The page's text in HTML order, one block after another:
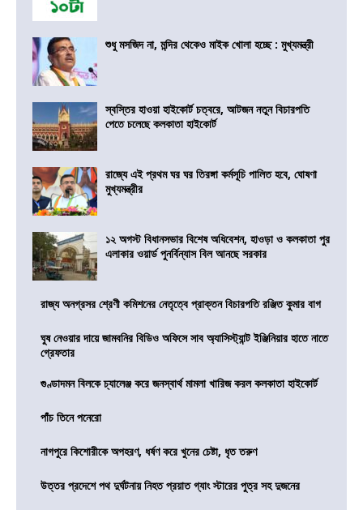
শুধু মসজিদ না, মন্দির থেকেও মাইক খোলা হচ্ছে : মুখ্যমন্ত্রী
স্বস্তির হাওয়া হাইকোর্ট চত্বরে, আটজন নতুন বিচারপতি
পেতে চলেছে কলকাতা হাইকোর্ট
রাজ্যে এই প্রথম ঘর ঘর তিরঙ্গা কর্মসূচি পালিত হবে, ঘোষণা
মুখ্যমন্ত্রীর
১২ অগস্ট বিধানসভার বিশেষ অধিবেশন, হাওড়া ও কলকাতা পুর
এলাকার ওয়ার্ড পুনর্বিন্যাস বিল আনছে সরকার
রাজ্য অনগ্রসর শ্রেণী কমিশনের নেতৃত্বে প্রাক্তন বিচারপতি রঞ্জিত কুমার বাগ
ঘুষ নেওয়ার দায়ে জামবনির বিডিও অফিসে সাব অ্যাসিস্ট্যান্ট ইঞ্জিনিয়ার হাতে নাতে
গ্রেফতার
গুণ্ডাদমন বিলকে চ্যালেঞ্জ করে জনস্বার্থ মামলা খারিজ করল কলকাতা হাইকোর্ট
পাঁচ তিনে পনেরো
নাগপুরে কিশোরীকে অপহরণ, ধর্ষণ করে খুনের চেষ্টা, ধৃত তরুণ
উত্তর প্রদেশে পথ দুর্ঘটনায় নিহত প্রয়াত গ্যাং স্টারের পুত্র সহ দুজনের